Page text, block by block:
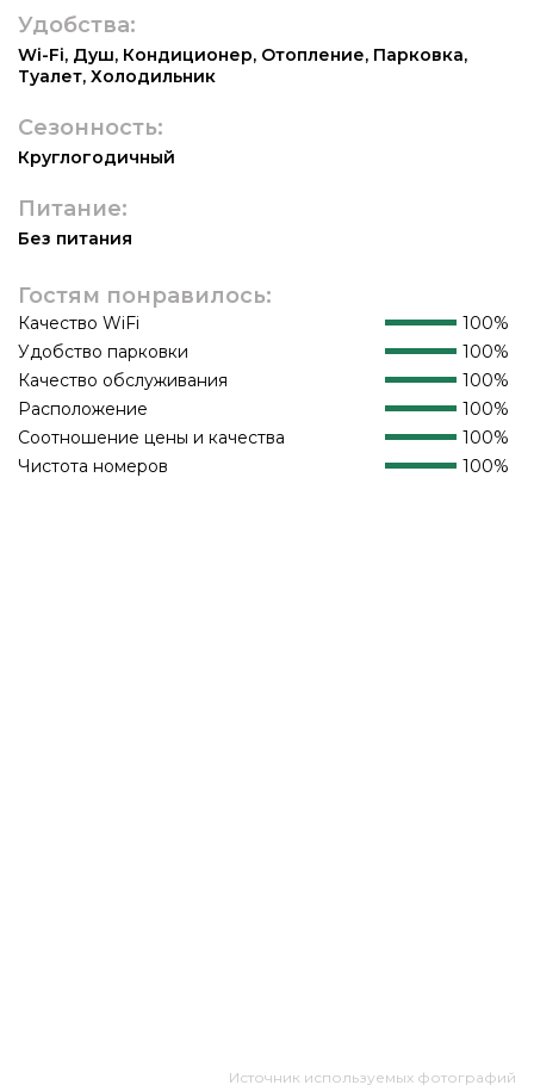
Удобства:
Wi-Fi, Душ, Кондиционер, Отопление, Парковка,
Туалет, Холодильник
Сезонность:
Круглогодичный
Питание:
Без питания
Гостям понравилось:
Качество WiFi
100%
Удобство парковки
100%
Качество обслуживания
100%
Расположение
100%
Соотношение цены и качества
100%
Чистота номеров
100%
Источник используемых фотографий